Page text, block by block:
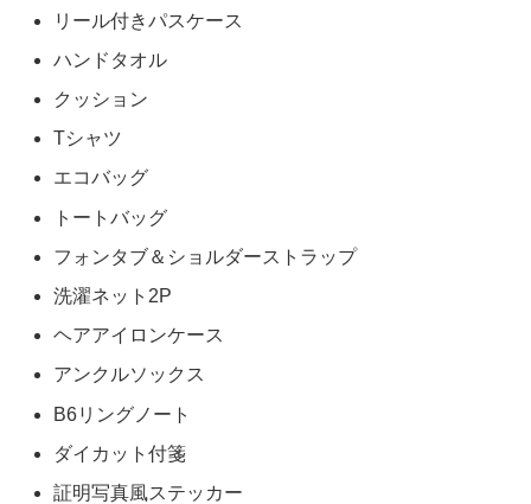
リール付きパスケース
ハンドタオル
クッション
Tシャツ
エコバッグ
トートバッグ
フォンタブ＆ショルダーストラップ
洗濯ネット2P
ヘアアイロンケース
アンクルソックス
B6リングノート
ダイカット付箋
証明写真風ステッカー